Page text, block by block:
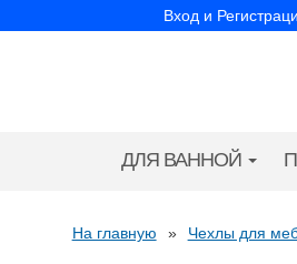
Вход и
ДЛЯ ВАННОЙ
На главную » Чехлы для